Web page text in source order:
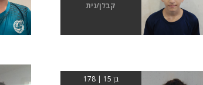
קבלן/נית
בן 15 | 178